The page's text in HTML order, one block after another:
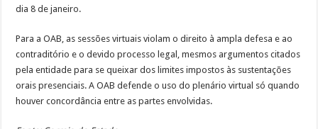
dia 8 de janeiro.
Para a OAB, as sessões virtuais violam o direito à ampla defesa e ao
contraditório e o devido processo legal, mesmos argumentos citados
pela entidade para se queixar dos limites impostos às sustentações
orais presenciais. A OAB defende o uso do plenário virtual só quando
houver concordância entre as partes envolvidas.